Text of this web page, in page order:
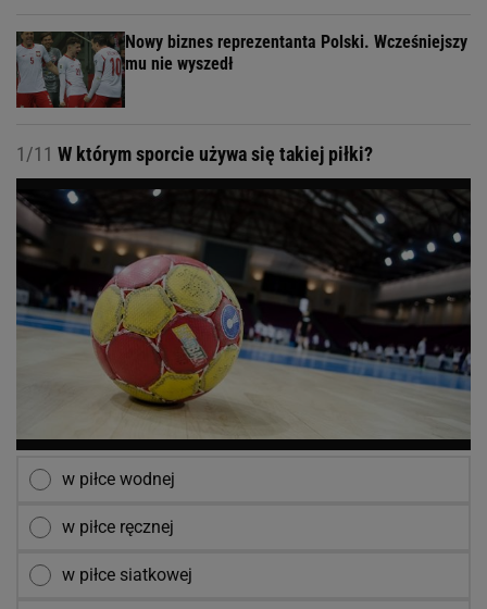
Nowy biznes reprezentanta Polski. Wcześniejszy
mu nie wyszedł
1/11 W którym sporcie używa się takiej piłki?
w piłce wodnej
w piłce ręcznej
w piłce siatkowej